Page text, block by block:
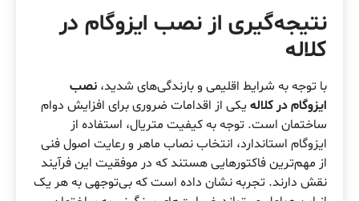
نتیجه‌گیری ازنصب ایزوگام در
کلاله
با توجه به شرایط اقلیمی و بارندگی‌های شدید، نصب
ایزوگام در کلاله یکی از اقدامات ضروری برای افزایش دوام
ساختمان است. توجه به کیفیت متریال، استفاده از
ایزوگام استاندارد، انتخاب نصاب ماهر و رعایت اصول فنی
از مهم‌ترین فاکتورهایی هستند که در موفقیت این فرآیند
نقش دارند. تجربه نشان داده است که بی‌توجهی به هر یک